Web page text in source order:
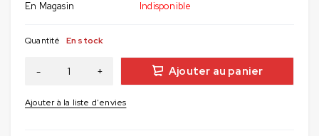
En Magasin Indisponible
Quantité En stock
Ajouter au panier